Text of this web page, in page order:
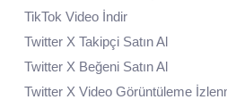
TikTok Video İndir
Twitter X Takipçi Satın Al
Twitter X Beğeni Satın Al
Twitter X Video Görüntüleme